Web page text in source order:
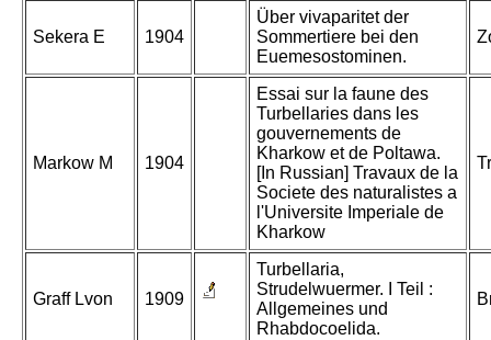
Sekera E 1904
Über vivaparitet der
Sommertiere bei den
Euemesostominen.
Markow M 1904
Essai sur la faune des
Turbellaries dans les
gouvernements de
Kharkow et de Poltawa.
[In Russian] Travaux de la
Societe des naturalistes a
l'Universite Imperiale de
Kharkow
Graff Lvon 1909
Turbellaria,
Strudelwuermer. I Teil :
Allgemeines und
Rhabdocoelida.